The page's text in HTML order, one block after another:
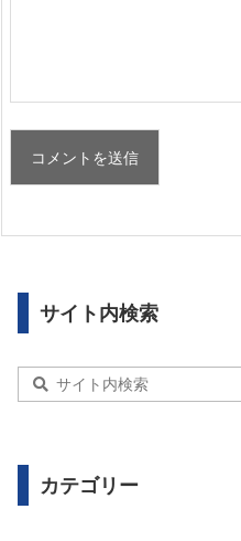
サイト内検索
カテゴリー